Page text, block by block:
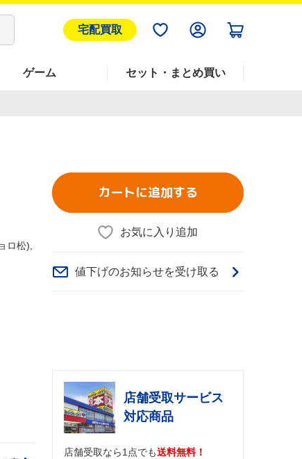
宅配買取
ゲーム セット・まとめ買い
ロ松),
カートに追加する
お気に入り追加
値下げのお知らせを受け取る
店舗受取サービス
対応商品
店舗受取なら1点でも送料無料！